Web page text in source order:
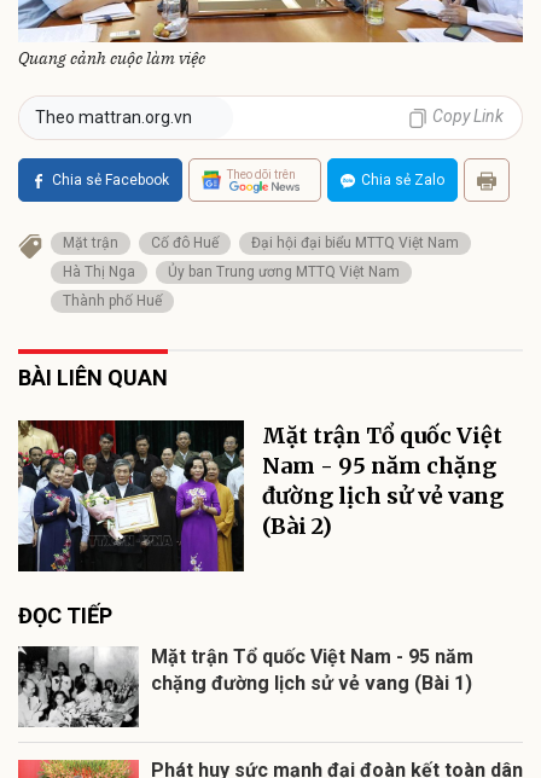
Quang cảnh cuộc làm việc
Theo mattran.org.vn Copy Link
Chia sẻ Facebook Theo dõi trên Chia sẻ Zalo
Mặt trận Cố đô Huế
Đại hội đại biểu MTTQ Việt Nam
Hà Thị Nga
Ủy ban Trung ương MTTQ Việt Nam
Thành phố Huế
BÀI LIÊN QUAN
Mặt trận Tổ quốc Việt
Nam - 95 năm chặng
đường lịch sử vẻ vang
(Bài 2)
ĐỌC TIẾP
Mặt trận Tổ quốc Việt Nam - 95 năm
chặng đường lịch sử vẻ vang (Bài 1)
Phát huy sức mạnh đại đoàn kết toàn dân